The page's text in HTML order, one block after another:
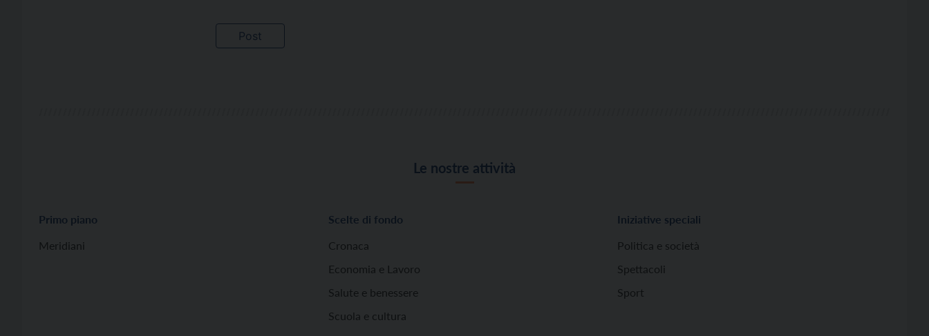
Le nostre attività
Primo piano
Meridiani
Scelte di fondo
Cronaca
Economia e Lavoro
Salute e benessere
Scuola e cultura
Iniziative speciali
Politica e società
Spettacoli
Sport